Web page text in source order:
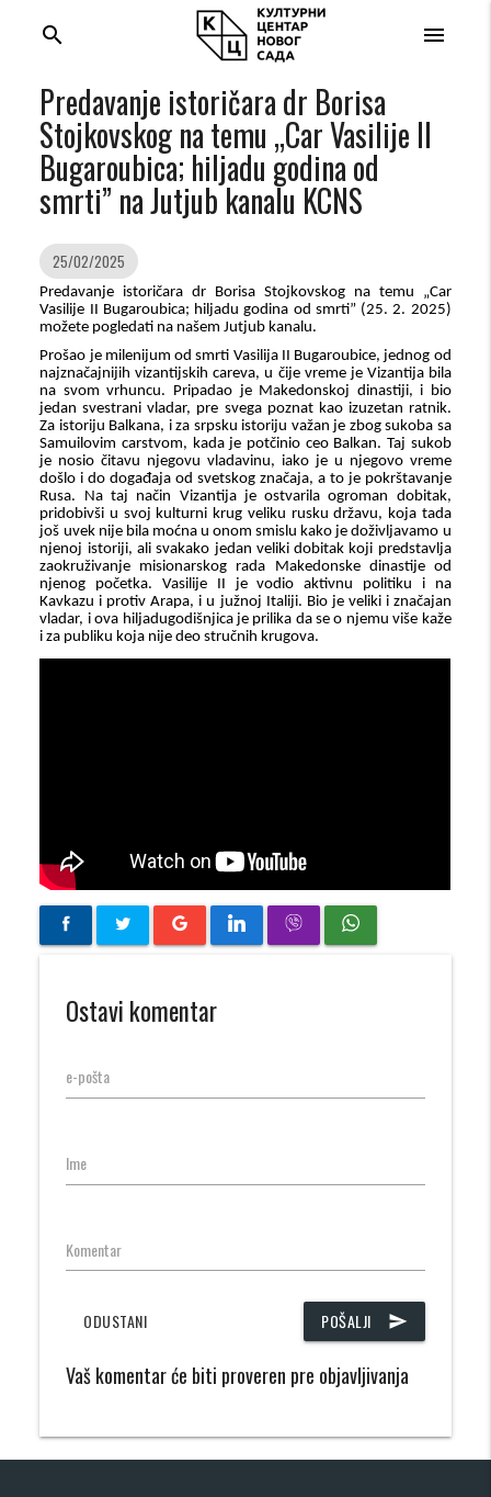
menu
search
Predavanje istoričara dr Borisa
Stojkovskog na temu „Car Vasilije II
Bugaroubica; hiljadu godina od
smrti” na Jutjub kanalu KCNS
25/02/2025
Predavanje istoričara dr Borisa Stojkovskog na temu „Car
Vasilije II Bugaroubica; hiljadu godina od smrti” (25. 2. 2025)
možete pogledati na našem Jutjub kanalu.
Prošao je milenijum od smrti Vasilija II Bugaroubice, jednog od
najznačajnijih vizantijskih careva, u čije vreme je Vizantija bila
na svom vrhuncu. Pripadao je Makedonskoj dinastiji, i bio
jedan svestrani vladar, pre svega poznat kao izuzetan ratnik.
Za istoriju Balkana, i za srpsku istoriju važan je zbog sukoba sa
Samuilovim carstvom, kada je potčinio ceo Balkan. Taj sukob
je nosio čitavu njegovu vladavinu, iako je u njegovo vreme
došlo i do događaja od svetskog značaja, a to je pokrštavanje
Rusa. Na taj način Vizantija je ostvarila ogroman dobitak,
pridobivši u svoj kulturni krug veliku rusku državu, koja tada
još uvek nije bila moćna u onom smislu kako je doživljavamo u
njenoj istoriji, ali svakako jedan veliki dobitak koji predstavlja
zaokruživanje misionarskog rada Makedonske dinastije od
njenog početka. Vasilije II je vodio aktivnu politiku i na
Kavkazu i protiv Arapa, i u južnoj Italiji. Bio je veliki i značajan
vladar, i ova hiljadugodišnjica je prilika da se o njemu više kaže
i za publiku koja nije deo stručnih krugova.
Ostavi komentar
e-pošta
Ime
Komentar
POŠALJI send
ODUSTANI
Vaš komentar će biti proveren pre objavljivanja